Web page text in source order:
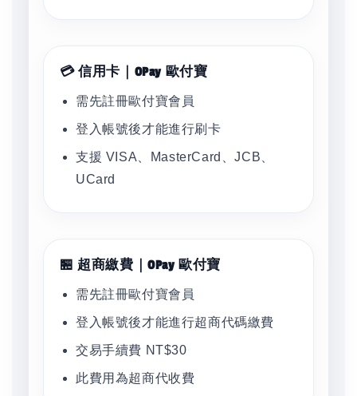
💳 信用卡｜OPay 歐付寶
需先註冊歐付寶會員
登入帳號後才能進行刷卡
支援 VISA、MasterCard、JCB、
UCard
🏪 超商繳費｜OPay 歐付寶
需先註冊歐付寶會員
登入帳號後才能進行超商代碼繳費
交易手續費 NT$30
此費用為超商代收費